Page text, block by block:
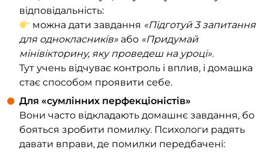
відповідальність:
можна дати завдання «Підготуй 3 запитання
для однокласників» або «Придумай
мінівікторину, яку проведеш на уроці».
Тут учень відчуває контроль і вплив, і домашка
стає способом проявити себе.
Для «сумлінних перфекціоністів»
Вони часто відкладають домашнє завдання, бо
бояться зробити помилку. Психологи радять
давати вправи, де помилки передбачені: